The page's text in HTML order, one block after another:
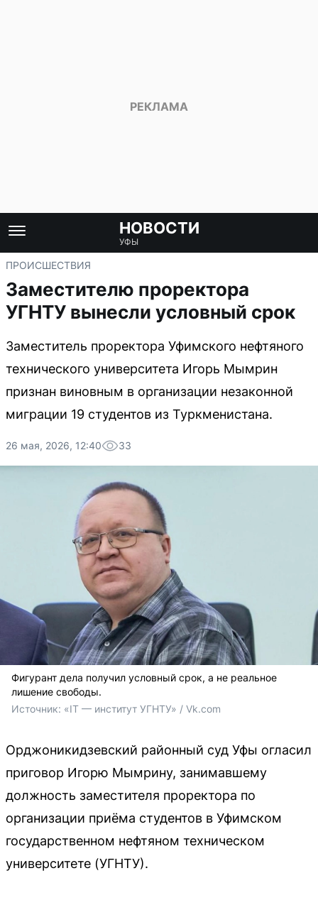
НОВОСТИ
УФЫ
ПРОИСШЕСТВИЯ
Заместителю проректора
УГНТУ вынесли условный срок
Заместитель проректора Уфимского нефтяного
технического университета Игорь Мымрин
признан виновным в организации незаконной
миграции 19 студентов из Туркменистана.
26 мая, 2026, 12:40 33
Фигурант дела получил условный срок, а не реальное
лишение свободы.
Источник: «IT — институт УГНТУ» / Vk.com
Орджоникидзевский районный суд Уфы огласил
приговор Игорю Мымрину, занимавшему
должность заместителя проректора по
организации приёма студентов в Уфимском
государственном нефтяном техническом
университете (УГНТУ).